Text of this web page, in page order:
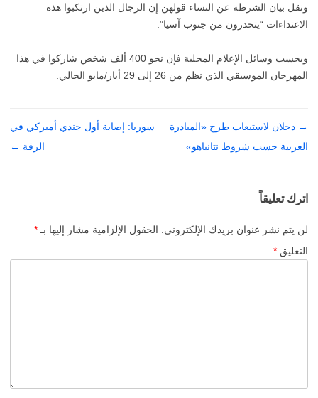
ونقل بيان الشرطة عن النساء قولهن إن الرجال الذين ارتكبوا هذه
الاعتداءات “يتحدرون من جنوب آسيا”.
وبحسب وسائل الإعلام المحلية فإن نحو 400 ألف شخص شاركوا في هذا
المهرجان الموسيقي الذي نظم من 26 إلى 29 أيار/مايو الحالي.
تصفّح
المقالات
→ دحلان لاستيعاب طرح «المبادرة
العربية حسب شروط نتانياهو»
سوريا: إصابة أول جندي أميركي في
الرقة ←
اترك تعليقاً
لن يتم نشر عنوان بريدك الإلكتروني. الحقول الإلزامية مشار إليها بـ *
التعليق *